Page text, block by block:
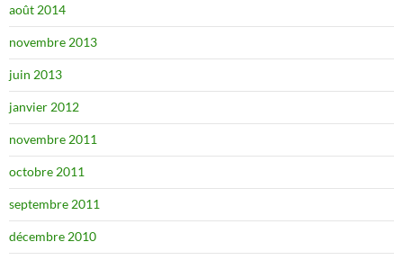
août 2014
novembre 2013
juin 2013
janvier 2012
novembre 2011
octobre 2011
septembre 2011
décembre 2010